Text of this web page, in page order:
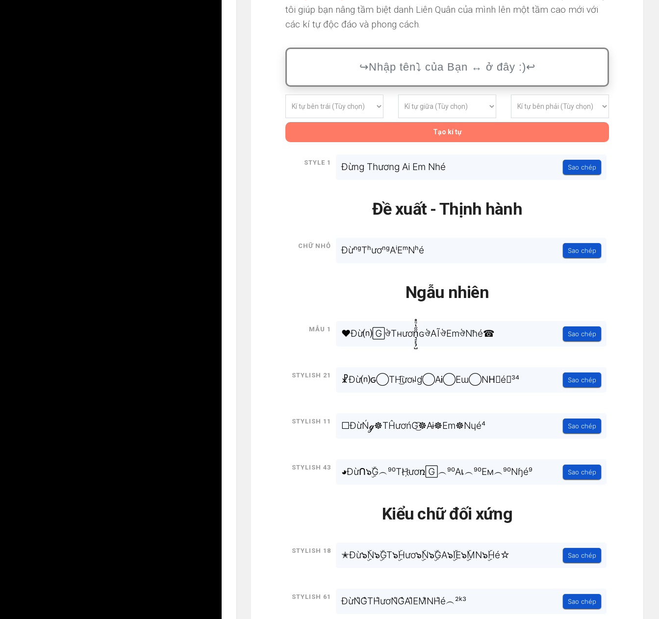
tôi giúp bạn nâng tầm biệt danh Liên Quân của mình lên một tầm cao mới với
các kí tự độc đáo và phong cách.
Tạo kí tự
Style 1 Đừng Thương Ai Em Nhé Sao chép
Đề xuất - Thịnh hành
Chữ nhỏ ĐừⁿᵍTʰươⁿᵍAⁱEᵐNʰé Sao chép
Ngẫu nhiên
Mẫu 1 ❤Đừ⒩🄶ঔTнươn͉̠̙͉̗̺̋̋̔ͧ̊ɢঔAĨঔEmঔNħé☎ Sao chép
Stylish 21 ☧Đừ⒩ԍ◯TH͜͡ươꈤɠ◯AᎥ◯Eɯ◯NH⃗é︵³⁴ Sao chép
Stylish 11 □ĐừŃℊ☸TĤươńG͜͡☸Aɨ☸Em☸Nɥé⁴ Sao chép
Stylish 43 ◕Đừᑎ๖ۣۜG︵⁹⁰TH҉ươռ🄶︵⁹⁰Aเ︵⁹⁰Eм︵⁹⁰Nɧé⁹ Sao chép
Kiểu chữ đối xứng
Stylish 18 ✭Đừ๖ۣۜN๖ۣۜGT๖ۣۜHươ๖ۣۜN๖ۣۜGA๖ۣۜIE๖ۣۜMN๖ۣۜHé☆ Sao chép
Stylish 61 ĐừN̐G̐TH̐ươN̐G̐AI̐EM̐NH̐é︵²ᵏ³ Sao chép